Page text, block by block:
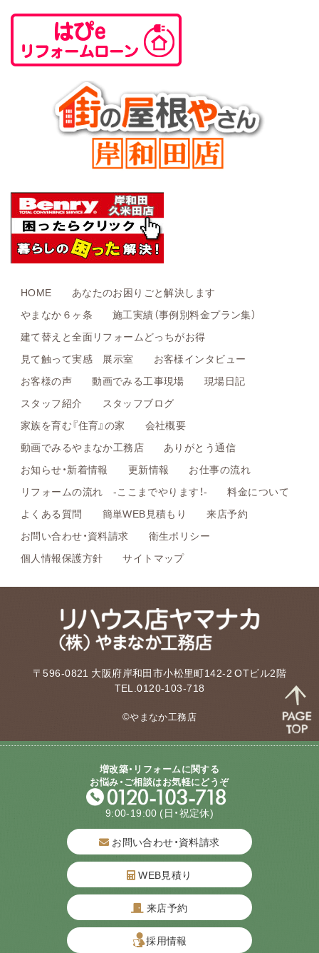
HOME
あなたのお困りごと解決します
やまなか６ヶ条
施工実績（事例別料金プラン集）
建て替えと全面リフォームどっちがお得
見て触って実感 展示室
お客様インタビュー
お客様の声
動画でみる工事現場
現場日記
スタッフ紹介
スタッフブログ
家族を育む『住育』の家
会社概要
動画でみるやまなか工務店
ありがとう通信
お知らせ・新着情報
更新情報
お仕事の流れ
リフォームの流れ -ここまでやります！-
料金について
よくある質問
簡単WEB見積もり
来店予約
お問い合わせ・資料請求
衛生ポリシー
個人情報保護方針
サイトマップ
〒596-0821 大阪府岸和田市小松里町142-2 OTビル2階
TEL.0120-103-718
©やまなか工務店
増改築・リフォームに関する
お悩み・ご相談はお気軽にどうぞ
9:00-19:00 (日・祝定休)
お問い合わせ・資料請求
WEB見積り
来店予約
採用情報